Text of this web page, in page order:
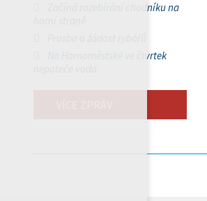
Začíná rozebírání chodníku na
Na Hornoměstské ve čtvrtek